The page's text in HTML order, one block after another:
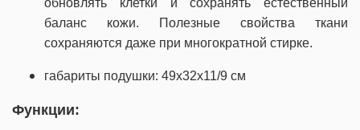
обновлять клетки и сохранять естественный
баланс кожи. Полезные свойства ткани
сохраняются даже при многократной стирке.
габариты подушки: 49х32х11/9 см
Функции: